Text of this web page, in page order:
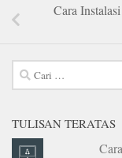
Cara
Cari
untuk:
TULISAN TERATAS